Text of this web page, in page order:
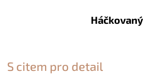
S citem pro detail